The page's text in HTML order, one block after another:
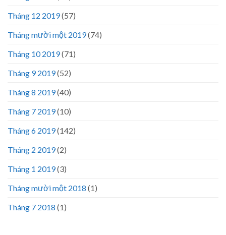
Tháng 12 2019(57)
Tháng mười một 2019(74)
Tháng 10 2019(71)
Tháng 9 2019(52)
Tháng 8 2019(40)
Tháng 7 2019(10)
Tháng 6 2019(142)
Tháng 2 2019(2)
Tháng 1 2019(3)
Tháng mười một 2018 (1)
Tháng 7 2018 (1)